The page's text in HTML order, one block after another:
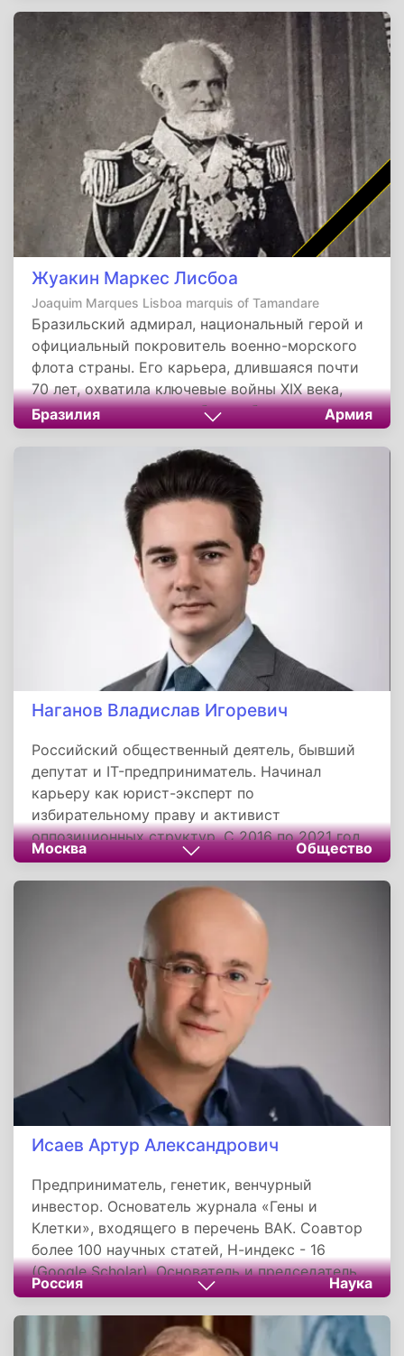
отделения партии «Единая Россия», является
членом Генерального совета партии.
Руководит региональным отделением с 2019
года.
Жуакин Маркес Лисбоа
Joaquim Marques Lisboa marquis of Tamandare
Бразильский адмирал, национальный герой и
официальный покровитель военно-морского
флота страны. Его карьера, длившаяся почти
70 лет, охватила ключевые войны XIX века,
включая решающую победу в битве при
Риачуэло. В знак признания его заслуг день
его рождения, 13 декабря, отмечается в
Бразилии как День моряка. Его имя
увековечено в названиях городов, кораблей и
многочисленных памятниках по всей стране.
Бразилия Армия
Наганов Владислав Игоревич
Российский общественный деятель, бывший
депутат и IT-предприниматель. Начинал
карьеру как юрист-эксперт по
избирательному праву и активист
оппозиционных структур. С 2016 по 2021 год
был депутатом в Химках, где курировал
вопросы ЖКХ и реализовал экологический
проект. После окончания депутатского срока
полностью сосредоточился на развитии
собственной IT-компании «Эффективные
технологические решения», которая создает
софт и финтех-сервисы для цифровизации
сферы жилищно-коммунального хозяйства.
Москва Общество
Исаев Артур Александрович
Предприниматель, генетик, венчурный
инвестор. Основатель журнала «Гены и
Клетки», входящего в перечень ВАК. Соавтор
более 100 научных статей, Н-индекс - 16
(Google Scholar). Основатель и председатель
совета директоров биотехнологической
компании Артген биотех. Партнер
Московского венчурного фонда
Россия Наука